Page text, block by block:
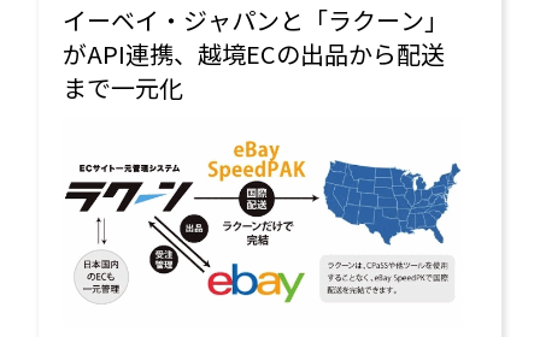
イーベイ・ジャパンと「ラクーン」
がAPI連携、越境ECの出品から配送
まで一元化